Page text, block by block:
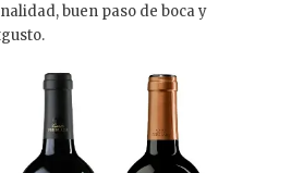
buen paso de boca y